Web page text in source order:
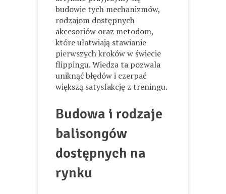
budowie tych mechanizmów,
rodzajom dostępnych
akcesoriów oraz metodom,
które ułatwiają stawianie
pierwszych kroków w świecie
flippingu. Wiedza ta pozwala
uniknąć błędów i czerpać
większą satysfakcję z treningu.
Budowa i rodzaje
balisongów
dostępnych na
rynku